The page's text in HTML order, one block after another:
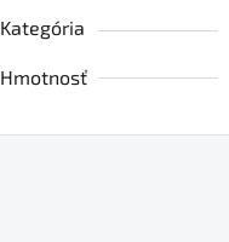
Kategória
Hmotnosť